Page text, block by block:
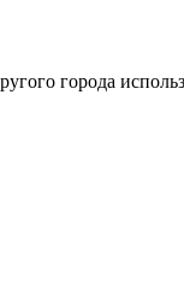
города